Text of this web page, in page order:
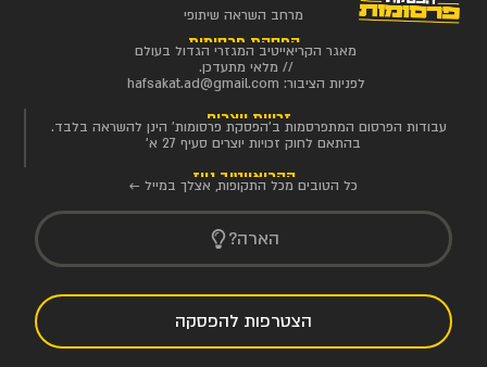
מרחב השראה שיתופי
הפסקת פרסומות
מאגר הקריאייטיב המגזרי הגדול בעולם
// מלאי מתעדכן.
לפניות הציבור: hafsakat.ad@gmail.com
זכויות יוצרים
עבודות הפרסום המתפרסמות ב'הפסקת פרסומות' הינן להשראה בלבד.
בהתאם לחוק זכויות יוצרים סעיף 27 א'
הקריאייטיב ניוז
כל הטובים מכל התקופות, אצלך במייל ←
הארה?
הצטרפות להפסקה